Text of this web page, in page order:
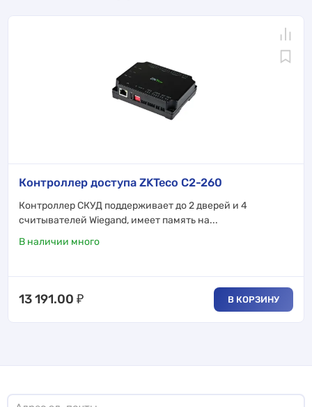
Контроллер доступа ZKTeco C2-260
Контроллер СКУД поддерживает до 2 дверей и 4
считывателей Wiegand, имеет память на...
В наличии много
13 191.00 ₽ В КОРЗИНУ